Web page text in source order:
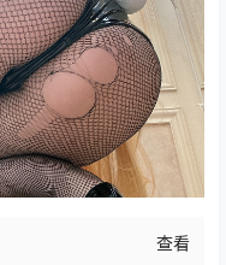
查看